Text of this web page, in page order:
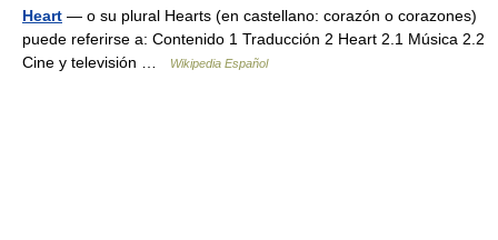
Heart — o su plural Hearts (en castellano: corazón o corazones)
puede referirse a: Contenido 1 Traducción 2 Heart 2.1 Música 2.2
Cine y televisión …
Wikipedia Español